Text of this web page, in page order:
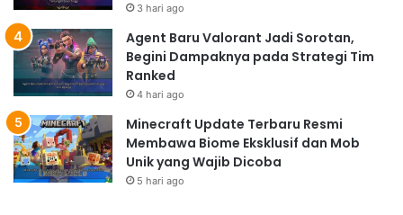
3 hari ago
Agent Baru Valorant Jadi Sorotan,
Begini Dampaknya pada Strategi Tim
Ranked
4 hari ago
Minecraft Update Terbaru Resmi
Membawa Biome Eksklusif dan Mob
Unik yang Wajib Dicoba
5 hari ago